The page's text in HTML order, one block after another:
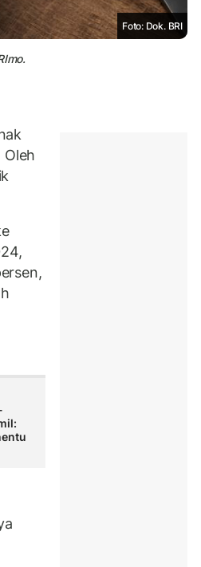
Foto: Dok. BRI